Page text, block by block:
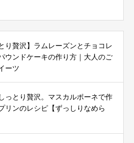
り贅沢】ラムレーズンとチョコレ
ウンドケーキの作り方｜大人のご
ーツ
っとり贅沢。マスカルポーネで作
リンのレシピ【ずっしりなめら